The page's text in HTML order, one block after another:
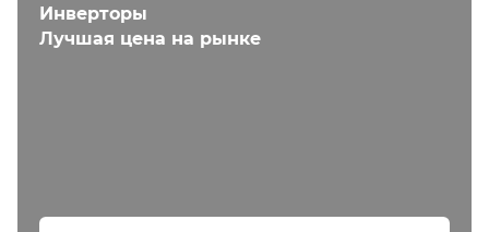
Инверторы
Лучшая цена на рынке